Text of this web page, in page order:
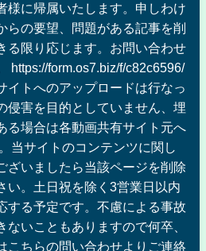
様に帰属いたします。申しわけ
らの要望、問題がある記事を削
る限り応じます。お問い合わせ
https://form.os7.biz/f/c82c6596/
イトへのアップロードは行なっ
侵害を目的としていません、埋
る場合は各動画共有サイト元へ
当サイトのコンテンツに関し
ざいましたら当該ページを削除
い。土日祝を除く3営業日以内
する予定です。不慮による事故
いこともありますので何卒、
こちらの問い合わせよりご連絡